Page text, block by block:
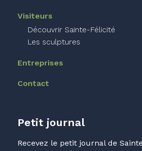
Visiteurs
Découvrir Sainte-Félicité
Les sculptures
Entreprises
Contact
Petit journal
Recevez le petit journal de